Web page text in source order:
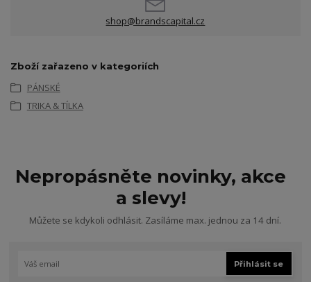
shop@brandscapital.cz
Zboží zařazeno v kategoriích
PÁNSKÉ
TRIKA & TÍLKA
Nepropásněte novinky, akce
a slevy!
Můžete se kdykoli odhlásit. Zasíláme max. jednou za 14 dní.
Přihlásit se